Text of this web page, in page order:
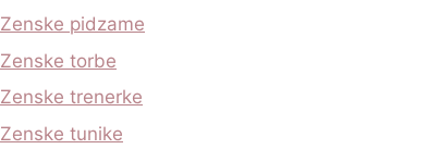
Zenske pidzame
Zenske torbe
Zenske trenerke
Zenske tunike